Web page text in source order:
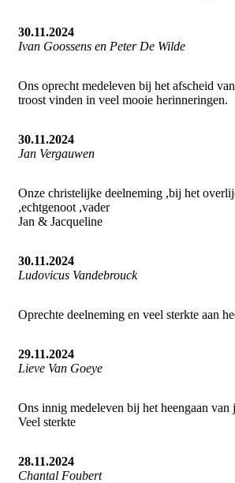
30.11.2024
Ivan Goossens en Peter De Wilde
Ons oprecht medeleven bij het afscheid
troost vinden in veel mooie herinneringen.
30.11.2024
Jan Vergauwen
Onze christelijke deelneming ,bij het
,echtgenoot ,vader
Jan & Jacqueline
30.11.2024
Ludovicus Vandebrouck
Oprechte deelneming en veel sterkte aan
29.11.2024
Lieve Van Goeye
Ons innig medeleven bij het heengaan van
Veel sterkte
28.11.2024
Chantal Foubert